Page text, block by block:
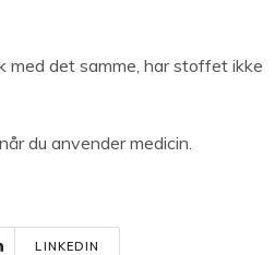
med det samme, har stoffet ikke
du anvender medicin.
LINKEDIN